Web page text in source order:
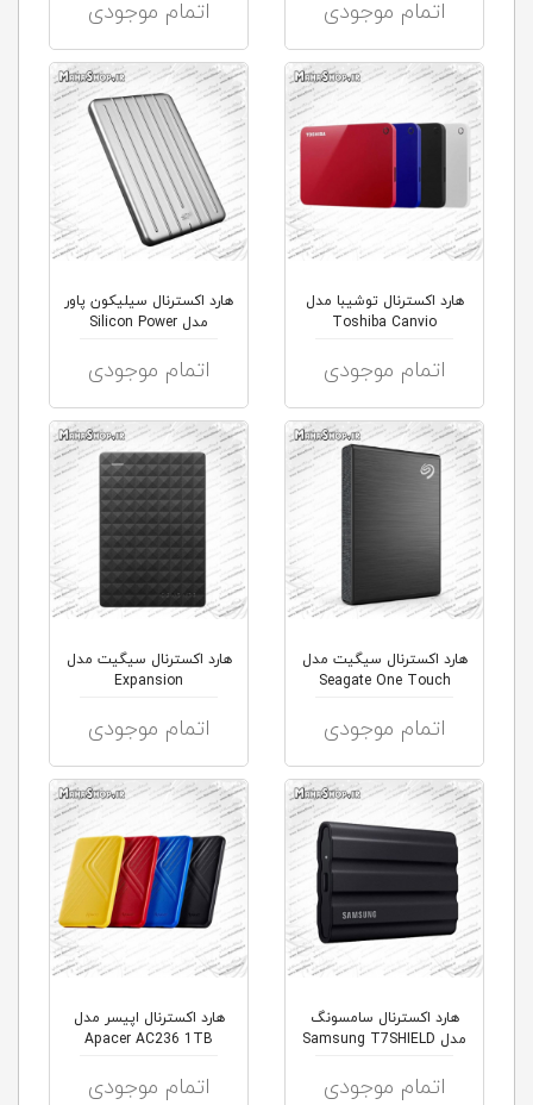
اتمام موجودی اتمام موجودی
هارد اکسترنال توشیبا مدل
Toshiba Canvio
اتمام موجودی
هارد اکسترنال سیلیکون پاور
مدل Silicon Power
اتمام موجودی
هارد اکسترنال سیگیت مدل
Seagate One Touch
اتمام موجودی
هارد اکسترنال سیگیت مدل
Expansion
اتمام موجودی
هارد اکسترنال سامسونگ
مدل Samsung T7SHIELD
اتمام موجودی
هارد اکسترنال اپیسر مدل
Apacer AC236 1TB
اتمام موجودی